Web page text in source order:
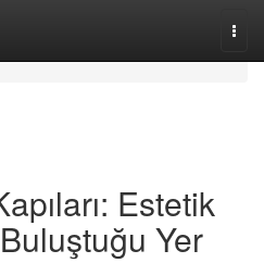
Estetik
Yer